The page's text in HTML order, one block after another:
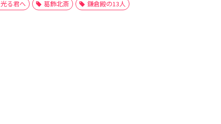
光る君へ 葛飾北斎 鎌倉殿の13人